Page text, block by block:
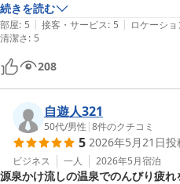
建物は古さを感じる部分もあります
不安はありませんでした。
源泉掛け流しの温泉は、熊野詣の疲
設備を星4としたのはトイレと洗面
イレは明るさが足りないのと点灯ま
した。
それ以外は全て素晴らしく、とて
続きを読む
部屋: 5 | 接客・サービス: 5 | ロケーショ
清潔さ: 5
208
自遊人321
50代/男性 |8件のクチコミ
5 2026年5月21日投
ビジネス 一人 2026年5月宿泊
源泉かけ流しの温泉でのんびり疲れ